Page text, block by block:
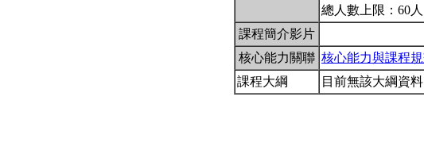
總人數上限：60人
課程簡介影片
核心能力關聯 核心能力與課程
課程大綱
目前無該大綱資料